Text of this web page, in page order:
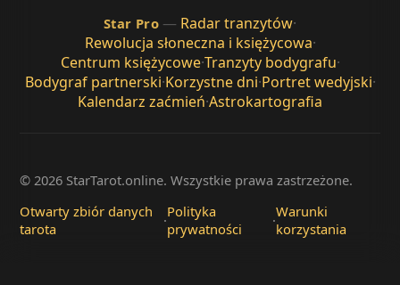
Star Pro — Radar tranzytów·
Rewolucja słoneczna i księżycowa·
Centrum księżycowe·Tranzyty bodygrafu·
Bodygraf partnerski·Korzystne dni·Portret wedyjski·
Kalendarz zaćmień·Astrokartografia
© 2026 StarTarot.online. Wszystkie prawa zastrzeżone.
Otwarty zbiór danych
tarota
·Polityka
prywatności
·Warunki
korzystania